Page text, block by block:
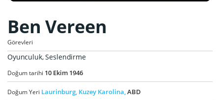
Ben Vereen
Görevleri
Oyunculuk, Seslendirme
Doğum tarihi 10 Ekim 1946
Doğum Yeri Laurinburg, Kuzey Karolina,ABD